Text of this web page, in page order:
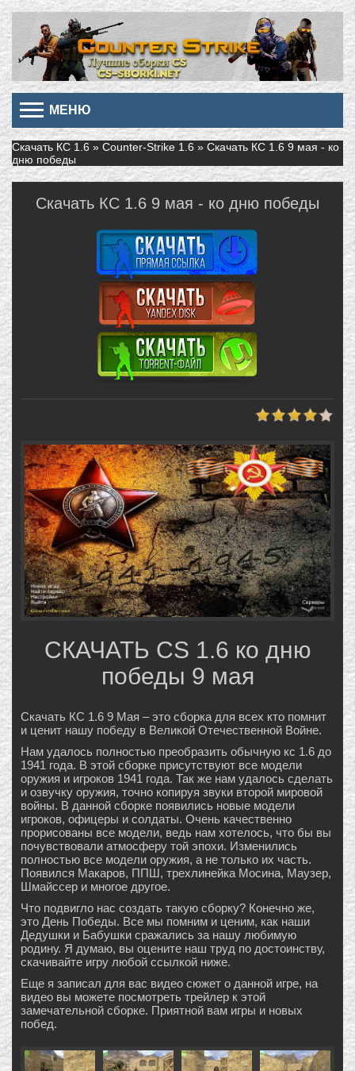
МЕНЮ
Скачать КС 1.6 » Counter-Strike 1.6 » Скачать КС 1.6 9 мая - ко
дню победы
Скачать КС 1.6 9 мая - ко дню победы
СКАЧАТЬ CS 1.6 ко дню
победы 9 мая
Скачать КС 1.6 9 Мая – это сборка для всех кто помнит
и ценит нашу победу в Великой Отечественной Войне.
Нам удалось полностью преобразить обычную кс 1.6 до
1941 года. В этой сборке присутствуют все модели
оружия и игроков 1941 года. Так же нам удалось сделать
и озвучку оружия, точно копируя звуки второй мировой
войны. В данной сборке появились новые модели
игроков, офицеры и солдаты. Очень качественно
прорисованы все модели, ведь нам хотелось, что бы вы
почувствовали атмосферу той эпохи. Изменились
полностью все модели оружия, а не только их часть.
Появился Макаров, ППШ, трехлинейка Мосина, Маузер,
Шмайссер и многое другое.
Что подвигло нас создать такую сборку? Конечно же,
это День Победы. Все мы помним и ценим, как наши
Дедушки и Бабушки сражались за нашу любимую
родину. Я думаю, вы оцените наш труд по достоинству,
скачивайте игру любой ссылкой ниже.
Еще я записал для вас видео сюжет о данной игре, на
видео вы можете посмотреть трейлер к этой
замечательной сборке. Приятной вам игры и новых
побед.